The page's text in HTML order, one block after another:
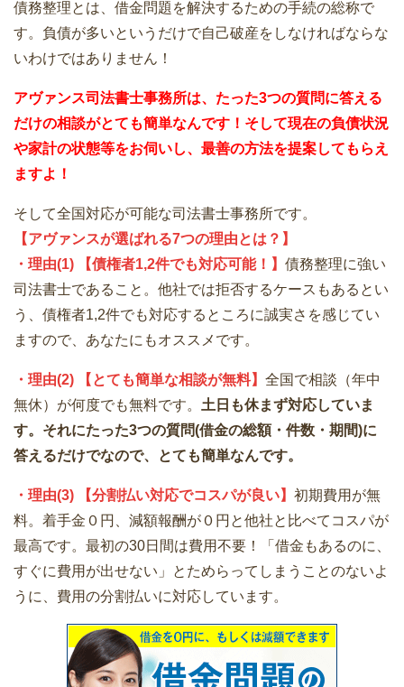
債務整理とは、借金問題を解決するための手続の総称で
す。負債が多いというだけで自己破産をしなければならな
いわけではありません！
アヴァンス司法書士事務所は、 たった3つの質問に答える
だけの相談がとても簡単なんです！そして現在の負債状況
や家計の状態等をお伺いし、最善の方法を提案してもらえ
ますよ！
そして全国対応が可能な司法書士事務所です。
【アヴァンスが選ばれる7つの理由とは？】
・理由(1) 【債権者1,2件でも対応可能！】 債務整理に強い
司法書士であること。他社では拒否するケースもあるとい
う、債権者1,2件でも対応するところに誠実さを感じてい
ますので、あなたにもオススメです。
・理由(2) 【とても簡単な相談が無料】 全国で相談（年中
無休）が何度でも無料です。 土日も休まず対応していま
す。それにたった3つの質問(借金の総額・件数・期間)に
答えるだけでなので、とても簡単なんです。
・理由(3) 【分割払い対応でコスパが良い】 初期費用が無
料。着手金０円、減額報酬が０円と他社と比べてコスパが
最高です。最初の30日間は費用不要！「借金もあるのに、
すぐに費用が出せない」とためらってしまうことのないよ
うに、費用の分割払いに対応しています。